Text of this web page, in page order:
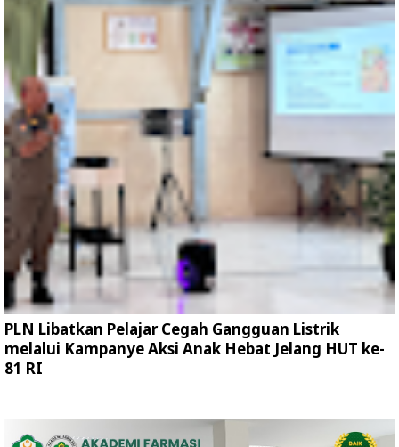
PLN Libatkan Pelajar Cegah Gangguan Listrik
melalui Kampanye Aksi Anak Hebat Jelang HUT ke-
81 RI